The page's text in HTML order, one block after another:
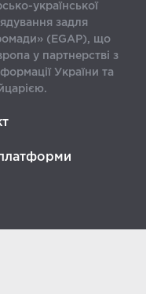
української
задля
(EGAP), що
у партнерстві з
України та